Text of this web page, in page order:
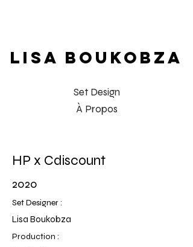
LISA BOUKOBZA
Set Design
À Propos
HP x Cdiscount
2020
Set Designer :
Lisa Boukobza
Production :